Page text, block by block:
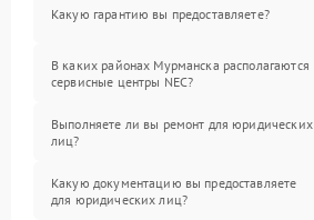
Какую гарантию вы предоставляете?
В каких районах Мурманска располагаются
сервисные центры NEC?
Выполняете ли вы ремонт для юридических
лиц?
Какую документацию вы предоставляете
для юридических лиц?